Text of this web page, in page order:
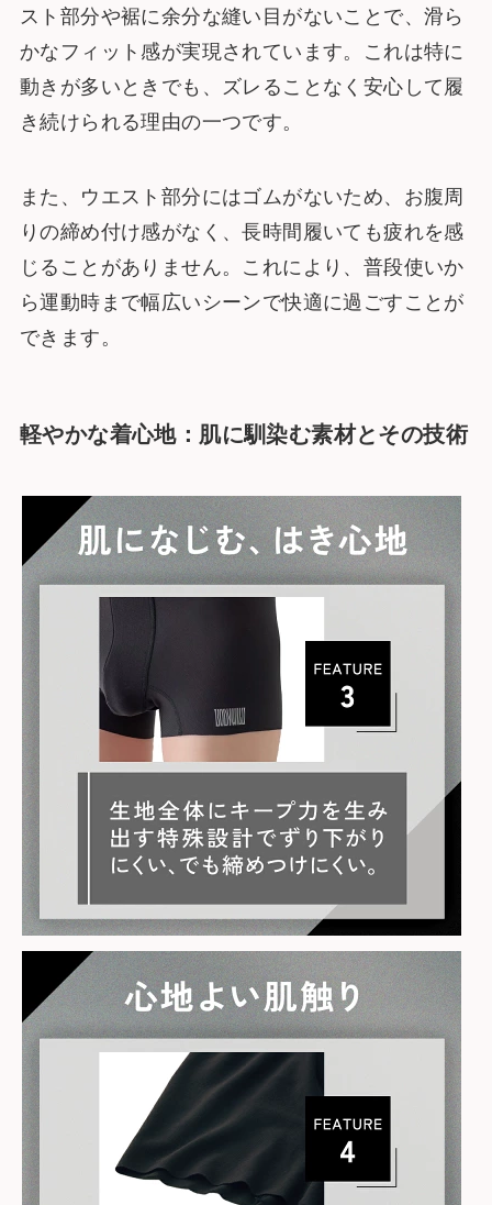
スト部分や裾に余分な縫い目がないことで、滑ら
かなフィット感が実現されています。これは特に
動きが多いときでも、ズレることなく安心して履
き続けられる理由の一つです。
また、ウエスト部分にはゴムがないため、お腹周
りの締め付け感がなく、長時間履いても疲れを感
じることがありません。これにより、普段使いか
ら運動時まで幅広いシーンで快適に過ごすことが
できます。
軽やかな着心地：肌に馴染む素材とその技術